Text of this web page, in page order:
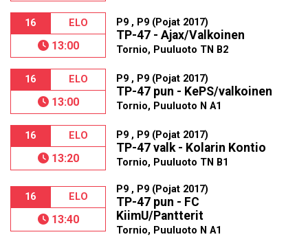
16 ELO
13:00
P9 , P9 (Pojat 2017)
TP-47 - Ajax/Valkoinen
Tornio, Puuluoto TN B2
16 ELO
13:00
P9 , P9 (Pojat 2017)
TP-47 pun - KePS/valkoinen
Tornio, Puuluoto N A1
16 ELO
13:20
P9 , P9 (Pojat 2017)
TP-47 valk - Kolarin Kontio
Tornio, Puuluoto TN B1
16 ELO
13:40
P9 , P9 (Pojat 2017)
TP-47 pun - FC
KiimU/Pantterit
Tornio, Puuluoto N A1